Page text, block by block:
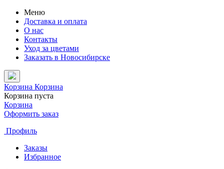
Меню
Доставка и оплата
О нас
Контакты
Уход за цветами
Заказать в Новосибирске
Корзина Корзина
Корзина пуста
Корзина
Оформить заказ
Профиль
Заказы
Избранное